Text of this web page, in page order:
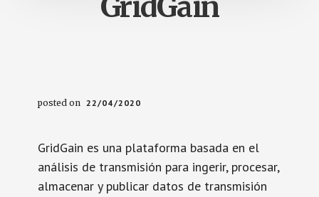
posted on 22/04/2020
GridGain es una plataforma basada en el
análisis de transmisión para ingerir, procesar,
almacenar y publicar datos de transmisión